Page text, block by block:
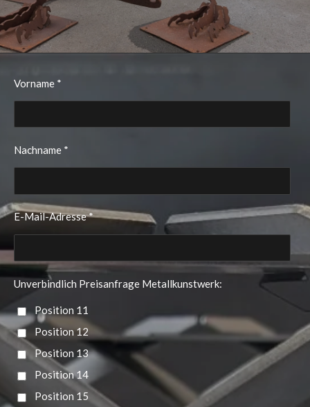
Vorname *
Nachname *
E-Mail-Adresse *
Unverbindlich Preisanfrage Metallkunstwerk:
Position 11
Position 12
Position 13
Position 14
Position 15